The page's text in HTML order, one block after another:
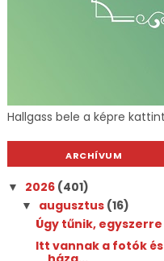
Hallgass bele a képre
ARCHÍVUM
▼ 2026 (401)
▼ augusztus (16)
Úgy tűnik,
Itt vannak a fotók